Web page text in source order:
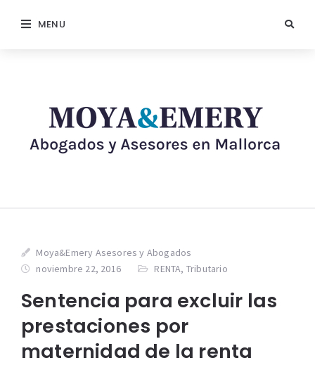
MENU
Moya&Emery Asesores y Abogados
noviembre 22, 2016
RENTA, Tributario
Sentencia para excluir las
prestaciones por
maternidad de la renta